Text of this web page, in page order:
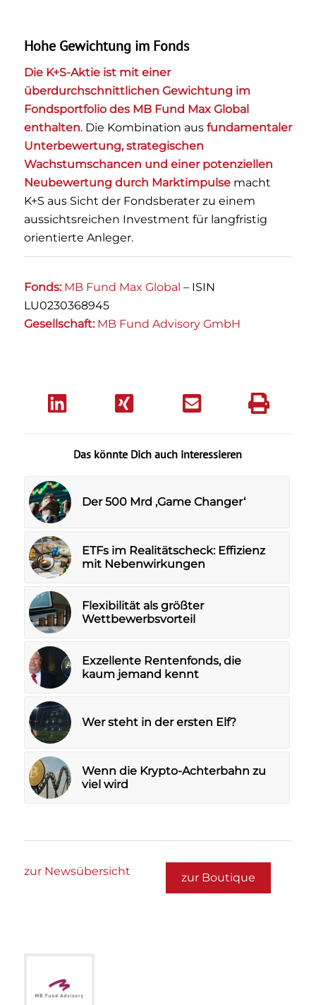
Hohe Gewichtung im Fonds
Die K+S-Aktie ist mit einer
überdurchschnittlichen Gewichtung im
Fondsportfolio des MB Fund Max Global
enthalten. Die Kombination aus fundamentaler
Unterbewertung, strategischen
Wachstumschancen und einer potenziellen
Neubewertung durch Marktimpulsemacht
K+S aus Sicht der Fondsberater zu einem
aussichtsreichen Investment für langfristig
orientierte Anleger.
Fonds:MB Fund Max Global – ISIN
LU0230368945
Gesellschaft:MB Fund Advisory GmbH
Das könnte Dich auch interessieren
Der 500 Mrd ‚Game Changer‘
ETFs im Realitätscheck: Effizienz
mit Nebenwirkungen
Flexibilität als größter
Wettbewerbsvorteil
Exzellente Rentenfonds, die
kaum jemand kennt
Wer steht in der ersten Elf?
Wenn die Krypto-Achterbahn zu
viel wird
zur Boutique
zur Newsübersicht